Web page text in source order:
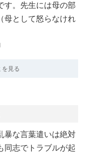
す。先生には母の部
母として怒らなけれ
を見る
暴な言葉遣いは絶対
同志でトラブルが起